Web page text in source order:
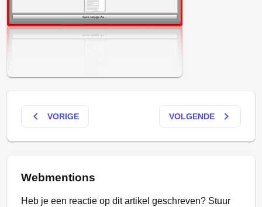
keyboard_arrow_left VORIGE VOLGENDE keyboard_arrow_right
Webmentions
Heb je een reactie op dit artikel geschreven? Stuur